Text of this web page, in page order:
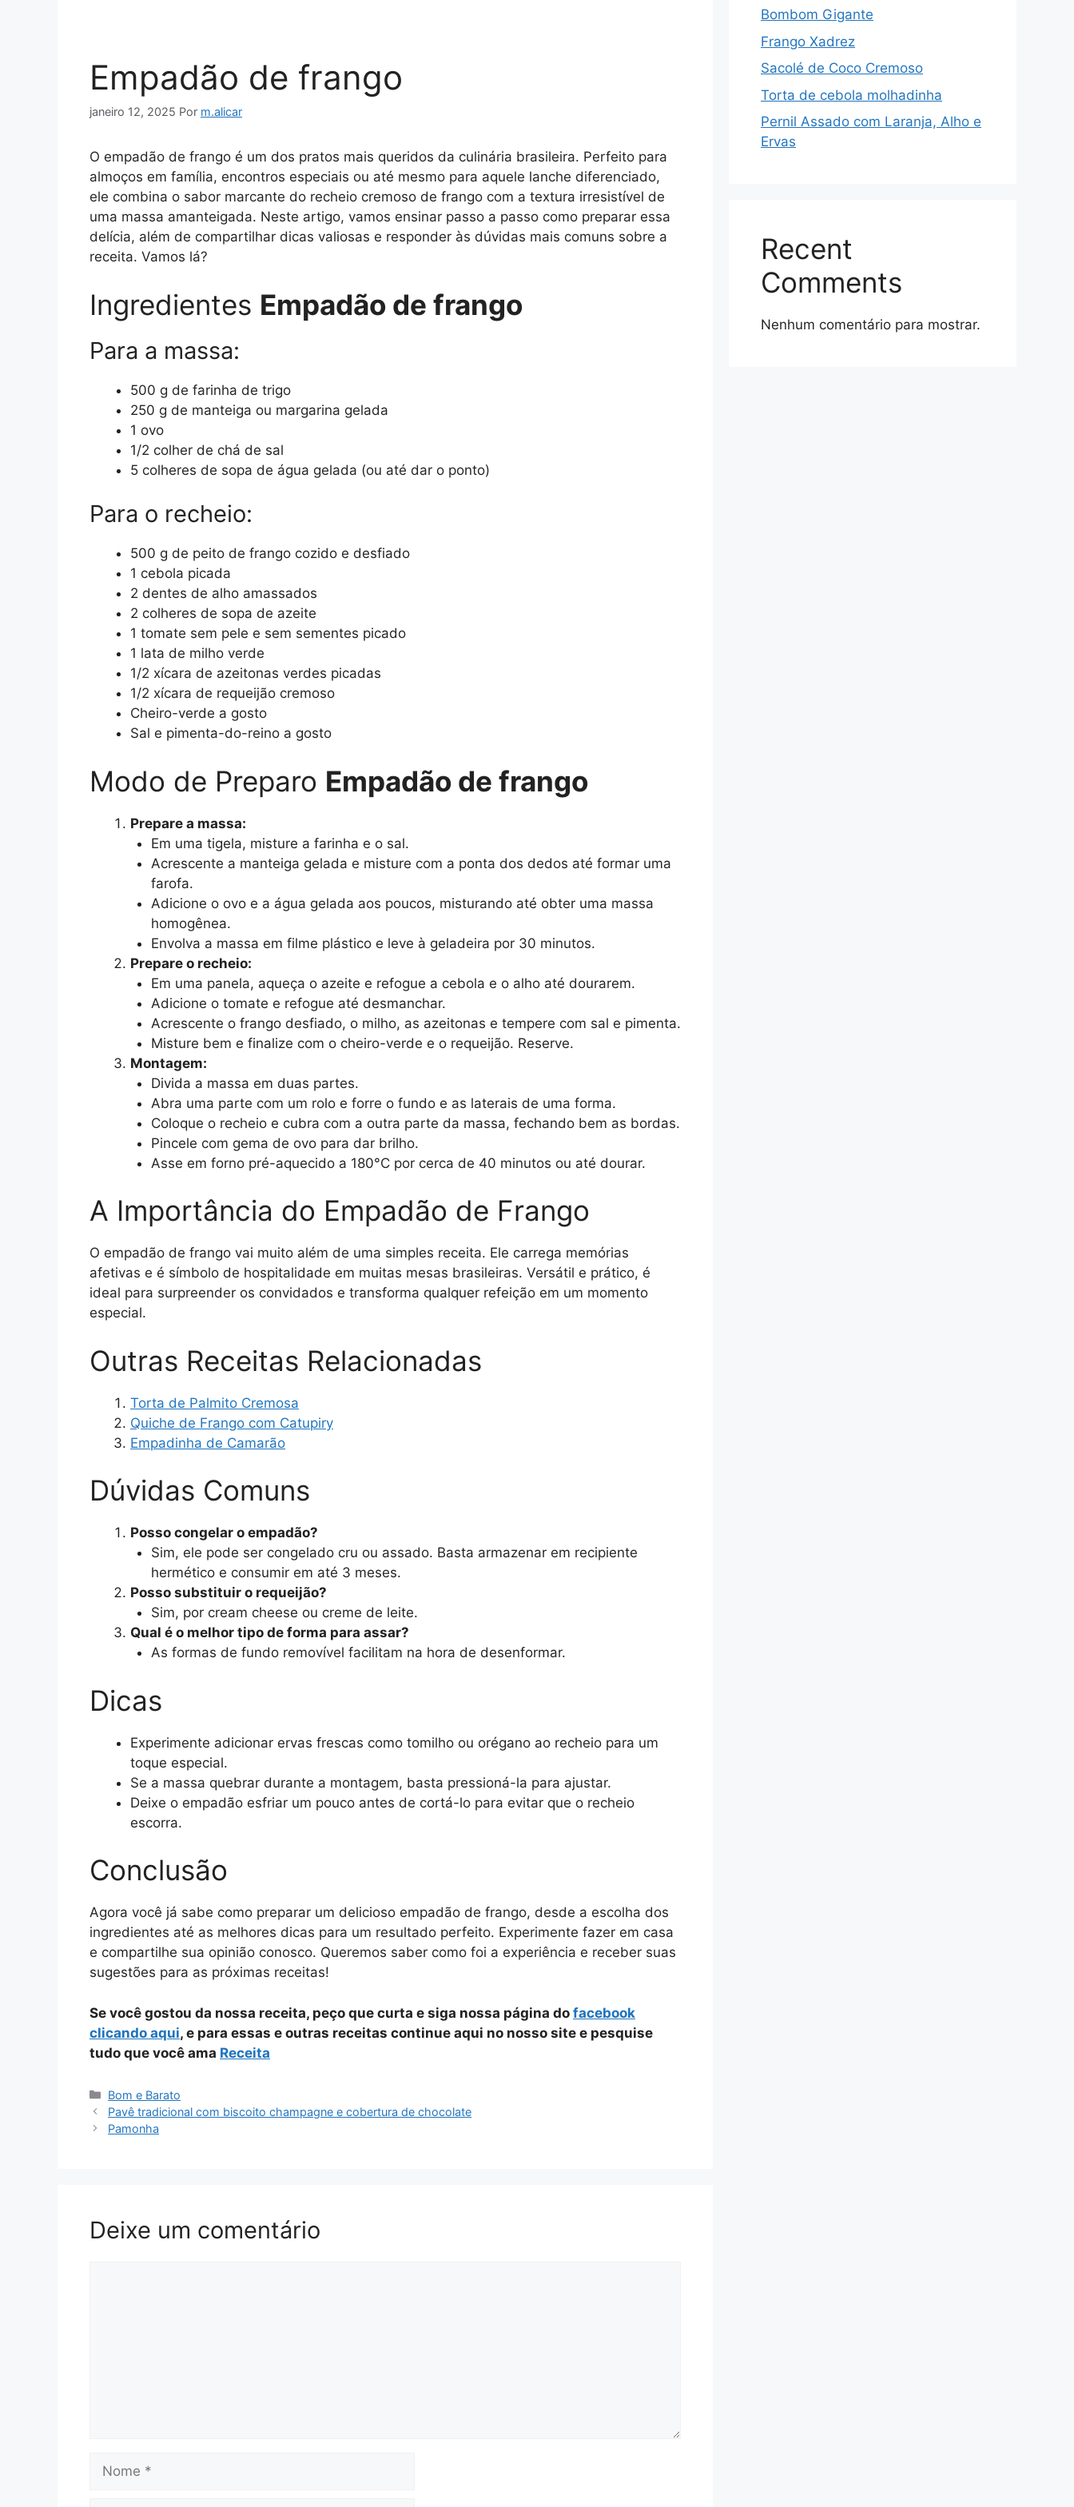
Empadão de frango
janeiro 12, 2025 Por m.alicar
O empadão de frango é um dos pratos mais queridos da culinária brasileira. Perfeito para
almoços em família, encontros especiais ou até mesmo para aquele lanche diferenciado,
ele combina o sabor marcante do recheio cremoso de frango com a textura irresistível de
uma massa amanteigada. Neste artigo, vamos ensinar passo a passo como preparar essa
delícia, além de compartilhar dicas valiosas e responder às dúvidas mais comuns sobre a
receita. Vamos lá?
Ingredientes Empadão de frango
Para a massa:
500 g de farinha de trigo
250 g de manteiga ou margarina gelada
1 ovo
1/2 colher de chá de sal
5 colheres de sopa de água gelada (ou até dar o ponto)
Para o recheio:
500 g de peito de frango cozido e desfiado
1 cebola picada
2 dentes de alho amassados
2 colheres de sopa de azeite
1 tomate sem pele e sem sementes picado
1 lata de milho verde
1/2 xícara de azeitonas verdes picadas
1/2 xícara de requeijão cremoso
Cheiro-verde a gosto
Sal e pimenta-do-reino a gosto
Modo de Preparo Empadão de frango
Prepare a massa:
Em uma tigela, misture a farinha e o sal.
Acrescente a manteiga gelada e misture com a ponta dos dedos até formar uma
farofa.
Adicione o ovo e a água gelada aos poucos, misturando até obter uma massa
homogênea.
Envolva a massa em filme plástico e leve à geladeira por 30 minutos.
Prepare o recheio:
Em uma panela, aqueça o azeite e refogue a cebola e o alho até dourarem.
Adicione o tomate e refogue até desmanchar.
Acrescente o frango desfiado, o milho, as azeitonas e tempere com sal e pimenta.
Misture bem e finalize com o cheiro-verde e o requeijão. Reserve.
Montagem:
Divida a massa em duas partes.
Abra uma parte com um rolo e forre o fundo e as laterais de uma forma.
Coloque o recheio e cubra com a outra parte da massa, fechando bem as bordas.
Pincele com gema de ovo para dar brilho.
Asse em forno pré-aquecido a 180°C por cerca de 40 minutos ou até dourar.
A Importância do Empadão de Frango
O empadão de frango vai muito além de uma simples receita. Ele carrega memórias
afetivas e é símbolo de hospitalidade em muitas mesas brasileiras. Versátil e prático, é
ideal para surpreender os convidados e transforma qualquer refeição em um momento
especial.
Outras Receitas Relacionadas
Torta de Palmito Cremosa
Quiche de Frango com Catupiry
Empadinha de Camarão
Dúvidas Comuns
Posso congelar o empadão?
Sim, ele pode ser congelado cru ou assado. Basta armazenar em recipiente
hermético e consumir em até 3 meses.
Posso substituir o requeijão?
Sim, por cream cheese ou creme de leite.
Qual é o melhor tipo de forma para assar?
As formas de fundo removível facilitam na hora de desenformar.
Dicas
Experimente adicionar ervas frescas como tomilho ou orégano ao recheio para um
toque especial.
Se a massa quebrar durante a montagem, basta pressioná-la para ajustar.
Deixe o empadão esfriar um pouco antes de cortá-lo para evitar que o recheio
escorra.
Conclusão
Agora você já sabe como preparar um delicioso empadão de frango, desde a escolha dos
ingredientes até as melhores dicas para um resultado perfeito. Experimente fazer em casa
e compartilhe sua opinião conosco. Queremos saber como foi a experiência e receber suas
sugestões para as próximas receitas!
Se você gostou da nossa receita, peço que curta e siga nossa página do facebook
clicando aqui, e para essas e outras receitas continue aqui no nosso site e pesquise
tudo que você ama Receita
Categorias
Bom e Barato
Pavê tradicional com biscoito champagne e cobertura de chocolate
Pamonha
Deixe um comentário
Bombom Gigante
Frango Xadrez
Sacolé de Coco Cremoso
Torta de cebola molhadinha
Pernil Assado com Laranja, Alho e
Ervas
Recent
Comments
Nenhum comentário para mostrar.